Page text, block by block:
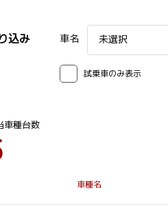
込み 車名 未選択
試乗車のみ表示
車種台数
車種名